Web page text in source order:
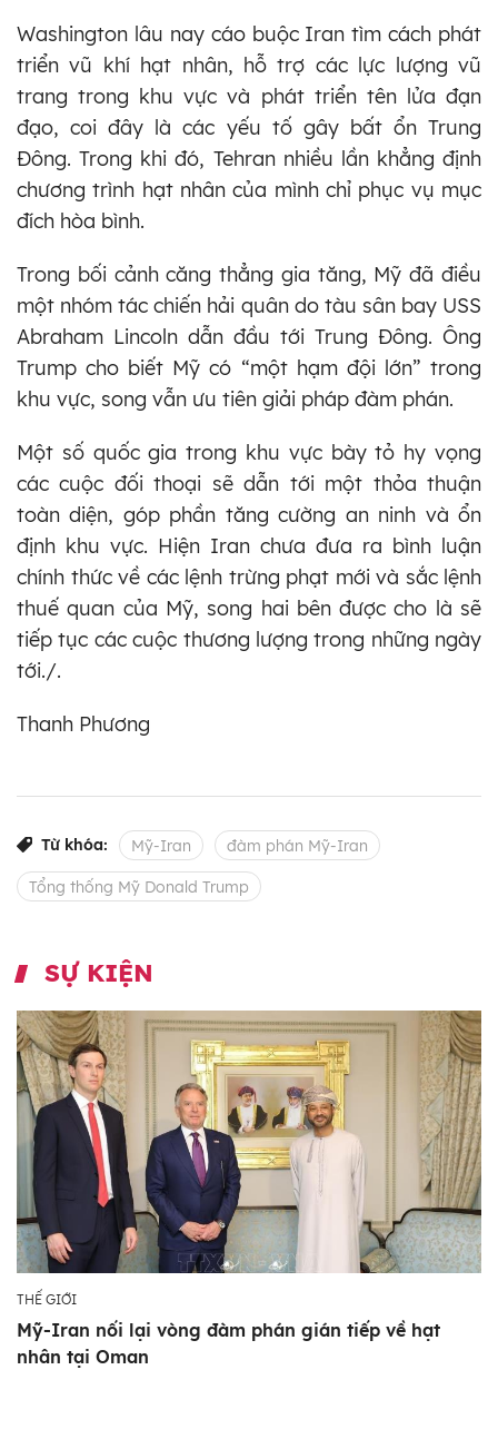
Washington lâu nay cáo buộc Iran tìm cách phát
triển vũ khí hạt nhân, hỗ trợ các lực lượng vũ
trang trong khu vực và phát triển tên lửa đạn
đạo, coi đây là các yếu tố gây bất ổn Trung
Đông. Trong khi đó, Tehran nhiều lần khẳng định
chương trình hạt nhân của mình chỉ phục vụ mục
đích hòa bình.
Trong bối cảnh căng thẳng gia tăng, Mỹ đã điều
một nhóm tác chiến hải quân do tàu sân bay USS
Abraham Lincoln dẫn đầu tới Trung Đông. Ông
Trump cho biết Mỹ có “một hạm đội lớn” trong
khu vực, song vẫn ưu tiên giải pháp đàm phán.
Một số quốc gia trong khu vực bày tỏ hy vọng
các cuộc đối thoại sẽ dẫn tới một thỏa thuận
toàn diện, góp phần tăng cường an ninh và ổn
định khu vực. Hiện Iran chưa đưa ra bình luận
chính thức về các lệnh trừng phạt mới và sắc lệnh
thuế quan của Mỹ, song hai bên được cho là sẽ
tiếp tục các cuộc thương lượng trong những ngày
tới./.
Thanh Phương
Từ khóa: Mỹ-Iran đàm phán Mỹ-Iran
Tổng thống Mỹ Donald Trump
SỰ KIỆN
THẾ GIỚI
Mỹ-Iran nối lại vòng đàm phán gián tiếp về hạt
nhân tại Oman